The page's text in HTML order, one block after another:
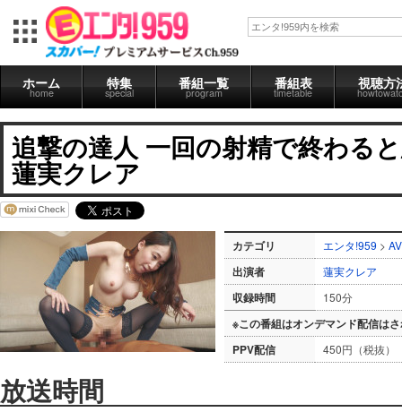
ホーム
home
特集
special
番組一覧
program
番組表
timetable
視聴方
追撃の達人 一回の射精で終わる
蓮実クレア
カテゴリ エンタ!959 > AV
出演者 蓮実クレア
収録時間 150分
※この番組はオンデマンド配信は
PPV配信
450円（税抜）
放送時間